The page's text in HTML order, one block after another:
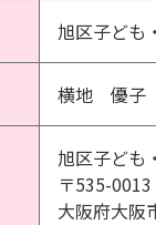
旭区子ども
横地 優子
旭区子ど
〒535-0013
大阪府大阪